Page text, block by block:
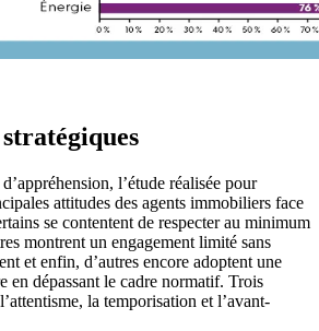
l’étude réalisée pour
attitudes des agents immobiliers face
se contentent de respecter au minimum
montrent un engagement limité sans
et enfin, d’autres encore adoptent une
en dépassant le cadre normatif. Trois
la temporisation et l’avant-